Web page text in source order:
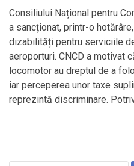
Consiliului Național pentru
a sancționat, printr-o
dizabilități pentru serviciile
aeroporturi. CNCD a motivat
locomotor au dreptul de a
iar perceperea unor taxe
reprezintă discriminare.